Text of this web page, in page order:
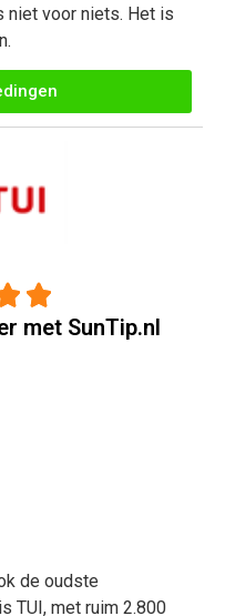
niet voor niets. Het is

met SunTip.nl
de oudste
TUI, met ruim 2.800